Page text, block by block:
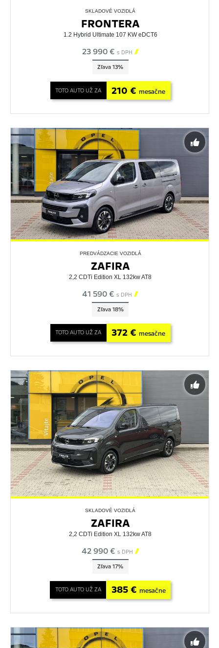
SKLADOVÉ VOZIDLÁ
FRONTERA
1.2 Hybrid Ultimate 107 KW eDCT6
23 990 € s DPH 
Zľava 13%
TOTO AUTO UŽ ZA 210 € mesačne
PREDVÁDZACIE VOZIDLÁ
ZAFIRA
2,2 CDTi Edition XL 132kw AT8
41 590 €s DPH 
Zľava 18%
TOTO AUTO UŽ ZA 372 € mesačne
SKLADOVÉ VOZIDLÁ
ZAFIRA
2,2 CDTi Edition XL 132kw AT8
42 990 € s DPH 
Zľava 17%
TOTO AUTO UŽ ZA 385 € mesačne